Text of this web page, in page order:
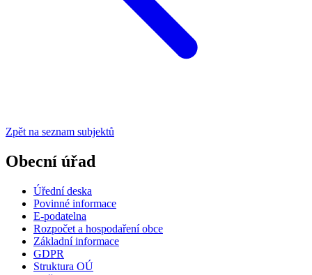
Zpět na seznam subjektů
Obecní úřad
Úřední deska
Povinné informace
E-podatelna
Rozpočet a hospodaření obce
Základní informace
GDPR
Struktura OÚ